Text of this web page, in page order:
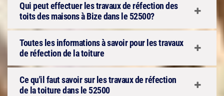
Qui peut effectuer les travaux de réfection des
toits des maisons à Bize dans le 52500?
Toutes les informations à savoir pour les travaux
de réfection de la toiture
Ce qu'il faut savoir sur les travaux de réfection
de la toiture dans le 52500